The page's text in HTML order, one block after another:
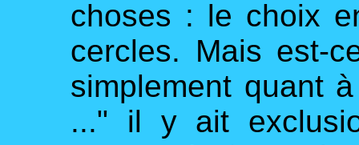
choses : le choix
cercles. Mais est-
simplement quant
..." il y ait